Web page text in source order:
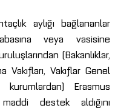
aylığı bağlananlar
veya vasisine
(Bakanlıklar,
Vakıfları, Vakıflar Genel
Erasmus
destek aldığını